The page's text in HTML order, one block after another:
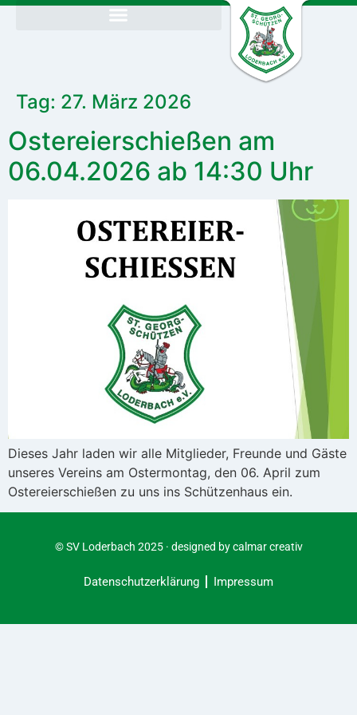
Tag: 27. März 2026
Ostereierschießen am
06.04.2026 ab 14:30 Uhr
Dieses Jahr laden wir alle Mitglieder, Freunde und Gäste
unseres Vereins am Ostermontag, den 06. April zum
Ostereierschießen zu uns ins Schützenhaus ein.
© SV Loderbach 2025 · designed bycalmar creativ
Datenschutzerklärung Impressum